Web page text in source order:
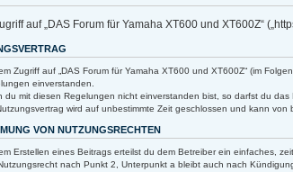
auf „DAS Forum für Yamaha XT600 und XT600Z“
Zugriff auf „DAS Forum für Yamaha XT600 und XT600Z“ (im
einverstanden.
du mit diesen Regelungen nicht einverstanden bist, so darfst du
wird auf unbestimmte Zeit geschlossen und kann
VON NUTZUNGSRECHTEN
Erstellen eines Beitrags erteilst du dem Betreiber ein einfaches,
nach Punkt 2, Unterpunkt a bleibt auch nach